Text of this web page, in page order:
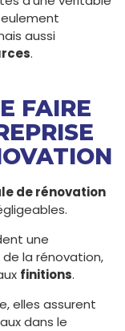
aussi
.
FAIRE
de rénovation
une
la rénovation,
finitions.
elles assurent
dans le